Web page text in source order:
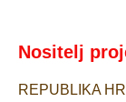
Nositelj
REPUBLIKA